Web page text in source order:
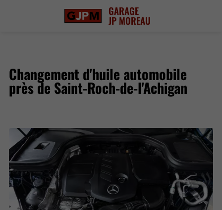
GARAGE
JP MOREAU
Changement d'huile automobile
près de Saint-Roch-de-l'Achigan